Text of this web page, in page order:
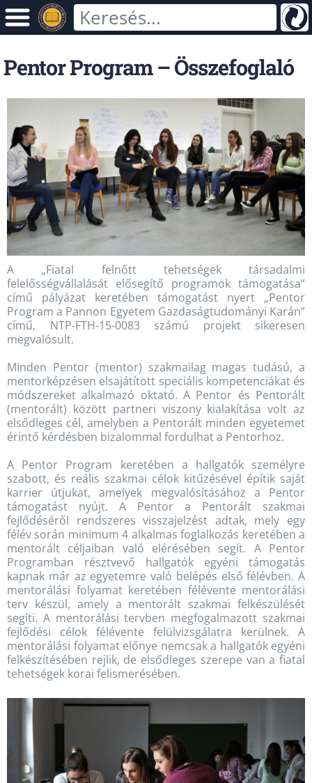
Pentor Program – Összefoglaló
A „Fiatal felnőtt tehetségek társadalmi
felelősségvállalását elősegítő programok támogatása”
című pályázat keretében támogatást nyert „Pentor
Program a Pannon Egyetem Gazdaságtudományi Karán”
című, NTP-FTH-15-0083 számú projekt sikeresen
megvalósult.
Minden Pentor (mentor) szakmailag magas tudású, a
mentorképzésen elsajátított speciális kompetenciákat és
módszereket alkalmazó oktató. A Pentor és Pentorált
(mentorált) között partneri viszony kialakítása volt az
elsődleges cél, amelyben a Pentorált minden egyetemet
érintő kérdésben bizalommal fordulhat a Pentorhoz.
A Pentor Program keretében a hallgatók személyre
szabott, és reális szakmai célok kitűzésével építik saját
karrier útjukat, amelyek megvalósításához a Pentor
támogatást nyújt. A Pentor a Pentorált szakmai
fejlődéséről rendszeres visszajelzést adtak, mely egy
félév során minimum 4 alkalmas foglalkozás keretében a
mentorált céljaiban való elérésében segít. A Pentor
Programban résztvevő hallgatók egyéni támogatás
kapnak már az egyetemre való belépés első félévben. A
mentorálási folyamat keretében félévente mentorálási
terv készül, amely a mentorált szakmai felkészülését
segíti. A mentorálási tervben megfogalmazott szakmai
fejlődési célok félévente felülvizsgálatra kerülnek. A
mentorálási folyamat előnye nemcsak a hallgatók egyéni
felkészítésében rejlik, de elsődleges szerepe van a fiatal
tehetségek korai felismerésében.